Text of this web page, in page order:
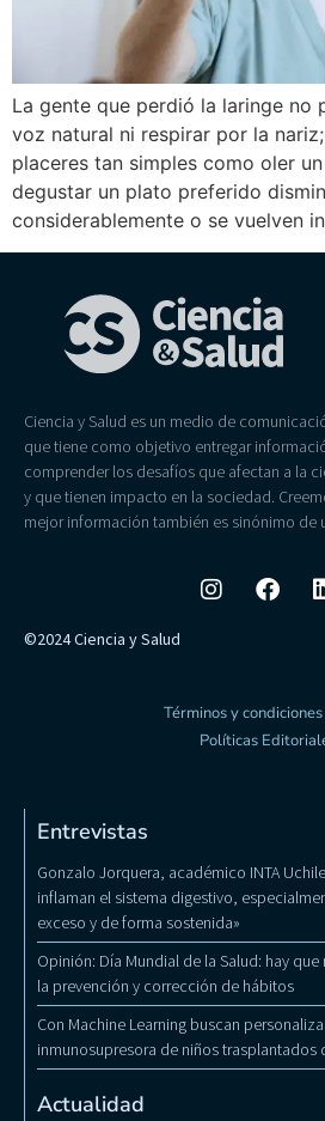
La gente que perdió la laringe no
voz natural ni respirar por la
placeres tan simples como oler
degustar un plato preferido
considerablemente o se vuelven
Ciencia y Salud es un medio de
que tiene como objetivo entregar
comprender los desafíos que afectan a la
y que tienen impacto en la sociedad.
mejor información también es sinónimo de
©2024 Ciencia y Salud
Términos y
Políticas
Entrevistas
Gonzalo Jorquera, académico INTA
inflaman el sistema digestivo,
exceso y de forma sostenida»
Opinión: Día Mundial de la Salud: hay
la prevención y corrección de hábitos
Con Machine Learning buscan
inmunosupresora de niños trasplantados
Actualidad